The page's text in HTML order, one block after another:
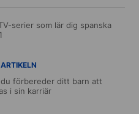
serier som lär dig spanska
förbereder ditt barn att
i sin karriär